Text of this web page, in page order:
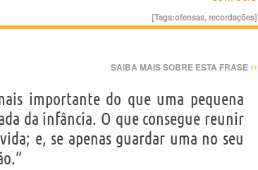
[Tags:ofensas,recordações]
SAIBA MAIS SOBRE ESTA FRASE ››
importante do que uma pequena
da infância. O que consegue reunir
e, se apenas guardar uma no seu